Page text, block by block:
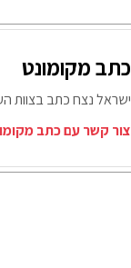
כתב מקומונט
ישראל נצח כתב בצוות
צור קשר עם כתב